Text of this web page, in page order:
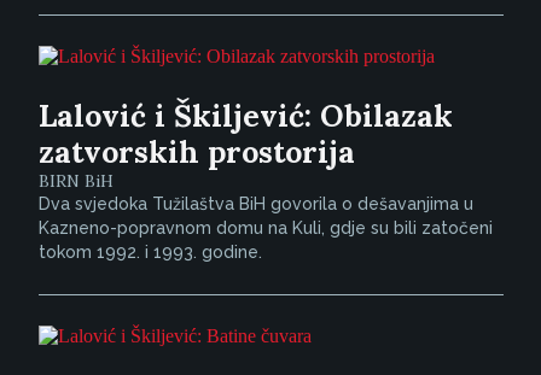
Lalović i Škiljević: Obilazak
zatvorskih prostorija
BIRN BiH
Dva svjedoka Tužilaštva BiH govorila o dešavanjima u
Kazneno-popravnom domu na Kuli, gdje su bili zatočeni
tokom 1992. i 1993. godine.